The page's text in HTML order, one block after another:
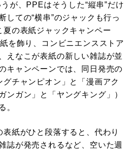
が、PPEはそうした“縦串”だけ
しての“横串”のジャックも行っ
夏の表紙ジャックキャンペー
を飾り、コンビニエンスストア
えなこが表紙の新しい雑誌が並
キャンペーンでは、同日発売の
チャンピオン」と「漫画アク
ンガン」と「ヤングキング」）
。
紙がひと段落すると、代わり
誌が発売されるなど、空いた週